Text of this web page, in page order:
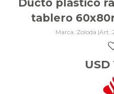
Ducto plástico
tablero
Zoloda |
USD